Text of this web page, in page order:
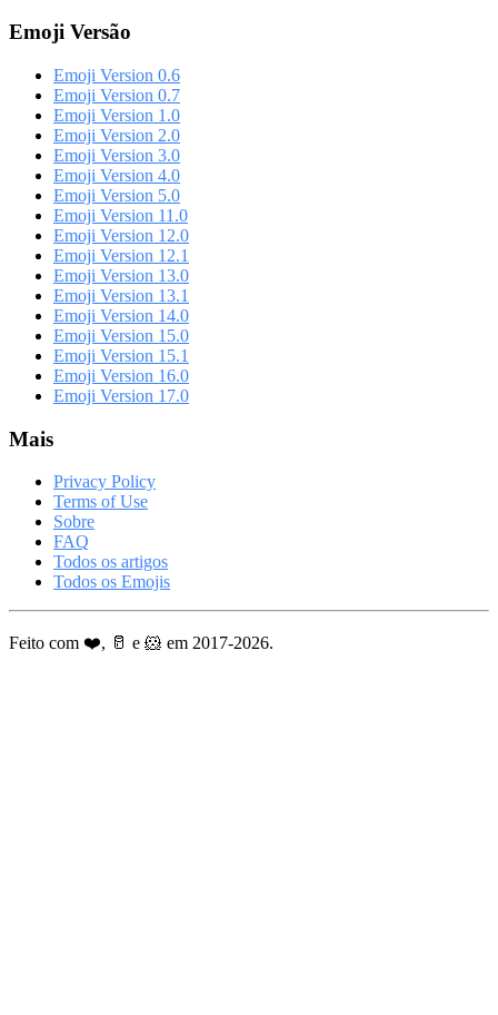
Emoji Versão
Emoji Version 0.6
Emoji Version 0.7
Emoji Version 1.0
Emoji Version 2.0
Emoji Version 3.0
Emoji Version 4.0
Emoji Version 5.0
Emoji Version 11.0
Emoji Version 12.0
Emoji Version 12.1
Emoji Version 13.0
Emoji Version 13.1
Emoji Version 14.0
Emoji Version 15.0
Emoji Version 15.1
Emoji Version 16.0
Emoji Version 17.0
Mais
Privacy Policy
Terms of Use
Sobre
FAQ
Todos os artigos
Todos os Emojis
Feito com ❤️, 🥛 e 🐹 em 2017-2026.